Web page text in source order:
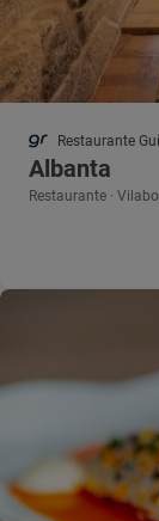
Restaurante
Albanta
Restaurante ·